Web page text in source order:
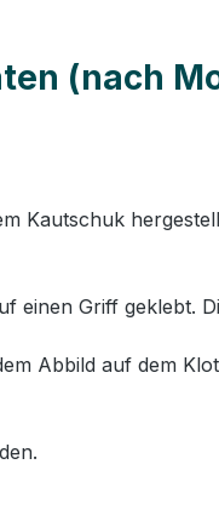
(nach
Kautschuk
einen Griff geklebt.
Abbild auf dem